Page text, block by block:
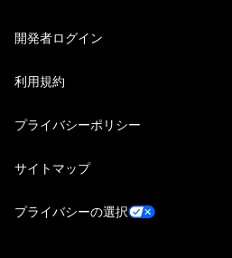
開発者ログイン
利用規約
プライバシーポリシー
サイトマップ
プライバシーの選択